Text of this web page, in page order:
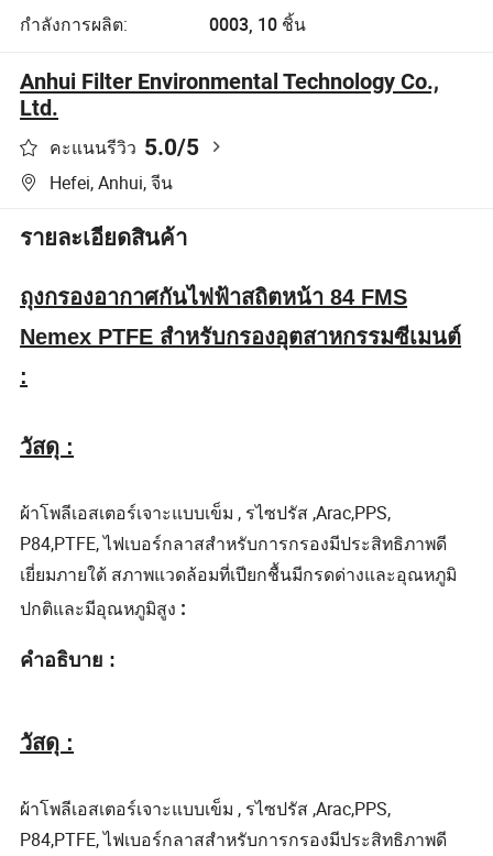
กำลังการผลิต:
0003, 10 ชิ้น
Anhui Filter Environmental Technology Co.,
Ltd.
คะแนนรีวิว 5.0/5
Hefei, Anhui, จีน
รายละเอียดสินค้า
ถุงกรองอากาศกันไฟฟ้าสถิตหน้า 84 FMS
Nemex PTFE สำหรับกรองอุตสาหกรรมซีเมนต์
:
วัสดุ :
ผ้าโพลีเอสเตอร์เจาะแบบเข็ม , รไซปรัส ,Arac,PPS,
P84,PTFE, ไฟเบอร์กลาสสำหรับการกรองมีประสิทธิภาพดี
เยี่ยมภายใต้ สภาพแวดล้อมที่เปียกชื้นมีกรดด่างและอุณหภูมิ
ปกติและมีอุณหภูมิสูง :
คำอธิบาย :
วัสดุ :
ผ้าโพลีเอสเตอร์เจาะแบบเข็ม , รไซปรัส ,Arac,PPS,
P84,PTFE, ไฟเบอร์กลาสสำหรับการกรองมีประสิทธิภาพดี